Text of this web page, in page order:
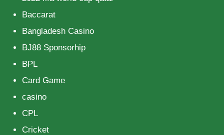
Baccarat
Bangladesh Casino
BJ88 Sponsorhip
BPL
Card Game
casino
CPL
Cricket